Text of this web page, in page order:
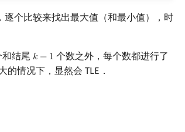
逐个比较来找出最大值（和最小值），时
和结尾 𝑘 − 1
k−1 个数之外，每个数都进行了
的情况下，显然会 TLE．